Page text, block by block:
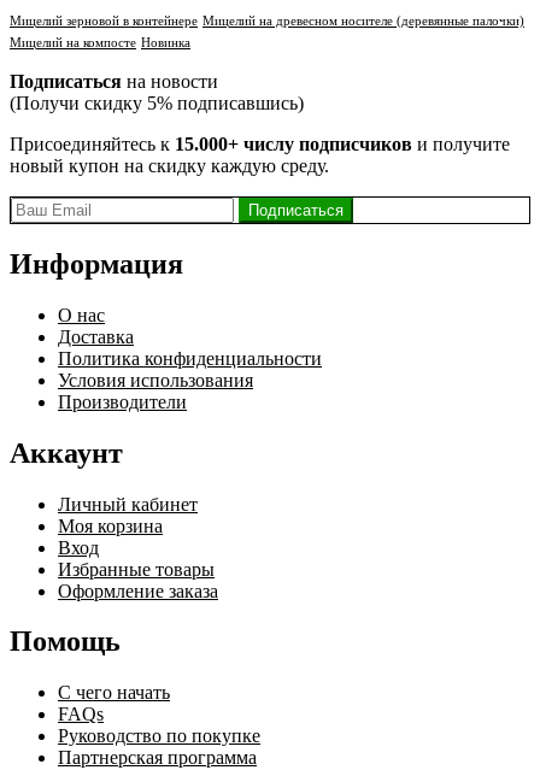
Мицелий зерновой в контейнере Мицелий на древесном носителе (деревянные палочки)
Мицелий на компосте Новинка
Подписаться на новости
(Получи скидку 5% подписавшись)
Присоединяйтесь к 15.000+ числу подписчиков и получите
новый купон на скидку каждую среду.
Информация
О нас
Доставка
Политика конфиденциальности
Условия использования
Производители
Аккаунт
Личный кабинет
Моя корзина
Вход
Избранные товары
Оформление заказа
Помощь
С чего начать
FAQs
Руководство по покупке
Партнерская программа